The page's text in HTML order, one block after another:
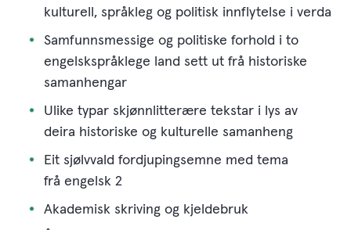
kulturell, språkleg og politisk innflytelse i verda
Samfunnsmessige og politiske forhold i to
engelskspråklege land sett ut frå historiske
samanhengar
Ulike typar skjønnlitterære tekstar i lys av
deira historiske og kulturelle samanheng
Eit sjølvvald fordjupingsemne med tema
frå engelsk 2
Akademisk skriving og kjeldebruk